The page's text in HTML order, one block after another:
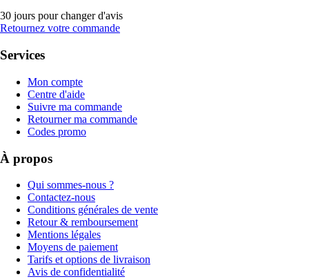
30 jours pour changer d'avis
Retournez votre commande
Services
Mon compte
Centre d'aide
Suivre ma commande
Retourner ma commande
Codes promo
À propos
Qui sommes-nous ?
Contactez-nous
Conditions générales de vente
Retour & remboursement
Mentions légales
Moyens de paiement
Tarifs et options de livraison
Avis de confidentialité